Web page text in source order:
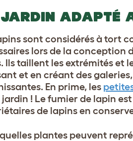
ADAPTÉ
sont considérés à tort
lors de la conception
Ils taillent les extrémités et
et en créant des
En prime, les
! Le fumier de lapin
de lapins en
plantes peuvent